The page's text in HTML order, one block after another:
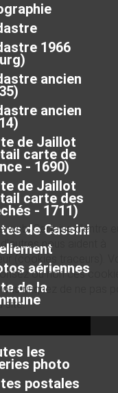
1966
ancien
ancien
de Jaillot
carte de
- 1690)
de Jaillot
carte des
- 1711)
de Cassini
aériennes
de la
les
photo
postales
web. Certains d’entre
nous aident à
(cookies traceurs).
ou non ces
risquez de ne pas
site.